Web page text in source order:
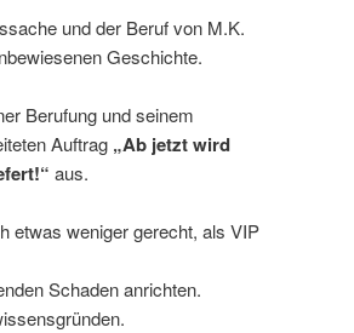
und der Beruf von M.K.
Geschichte.
Berufung und seinem
Auftrag „Ab jetzt wird
aus.
etwas weniger gerecht, als VIP
Schaden anrichten.